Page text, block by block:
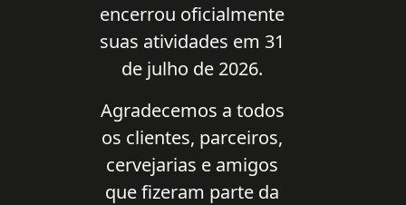
encerrou oficialmente
suas atividades em 31
de julho de 2026.
Agradecemos a todos
os clientes, parceiros,
cervejarias e amigos
que fizeram parte da